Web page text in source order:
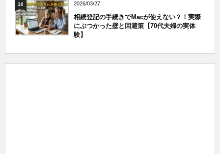
10 2026/03/27
相続登記の手続きでMacが使えない？！実際
にぶつかった壁と回避策【70代夫婦の実体
験】